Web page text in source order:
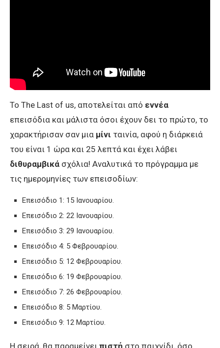
Το The Last of us, αποτελείται από εννέα
επεισόδια και μάλιστα όσοι έχουν δει το πρώτο, το
χαρακτήρισαν σαν μια μίνι ταινία, αφού η διάρκειά
του είναι 1 ώρα και 25 λεπτά και έχει λάβει
διθυραμβικά σχόλια! Αναλυτικά το πρόγραμμα με
τις ημερομηνίες των επεισοδίων:
Επεισόδιο 1: 15 Ιανουαρίου.
Επεισόδιο 2: 22 Ιανουαρίου.
Επεισόδιο 3: 29 Ιανουαρίου.
Επεισόδιο 4: 5 Φεβρουαρίου.
Επεισόδιο 5: 12 Φεβρουαρίου.
Επεισόδιο 6: 19 Φεβρουαρίου.
Επεισόδιο 7: 26 Φεβρουαρίου.
Επεισόδιο 8: 5 Μαρτίου.
Επεισόδιο 9: 12 Μαρτίου.
Η σειρά, θα παραμείνει πιστή στο παιχνίδι, όσο